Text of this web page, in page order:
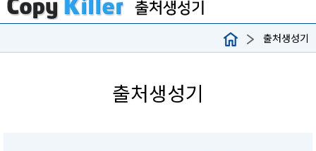
출처생성기
출처생성기